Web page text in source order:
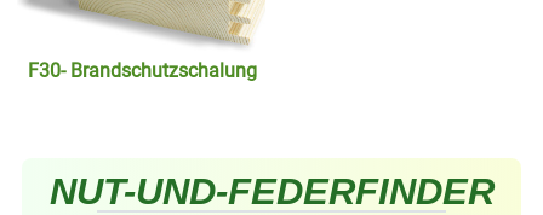
F30- Brandschutzschalung
NUT-UND-FEDERFINDER